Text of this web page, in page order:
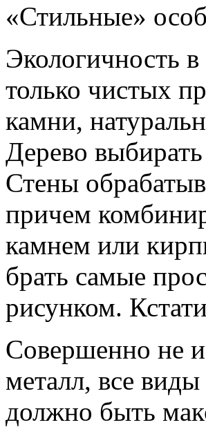
«Стильные»
Экологичность в
только чистых
камни,
Дерево
Стены
причем
камнем или
брать самые
рисунком.
Совершенно не
металл, все
должно быть